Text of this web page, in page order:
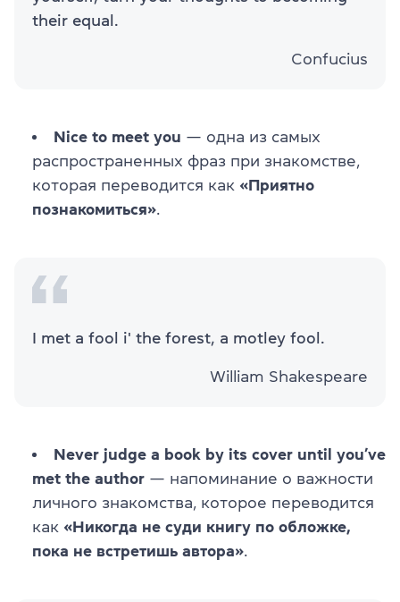
their equal.
Confucius
Nice to meet you — одна из самых
распространенных фраз при знакомстве,
которая переводится как «Приятно
познакомиться»
I met a fool i' the forest, a motley fool.
William Shakespeare
Never judge a book by its cover until you’ve
met the author — напоминание о важности
личного знакомства, которое переводится
как «Никогда не суди книгу по обложке,
пока не встретишь автора»